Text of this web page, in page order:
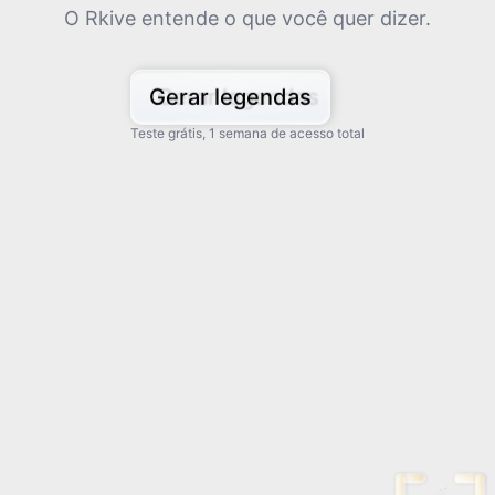
O Rkive entende o que você quer dizer.
Gerar legendas
Teste grátis, 1 semana de acesso total